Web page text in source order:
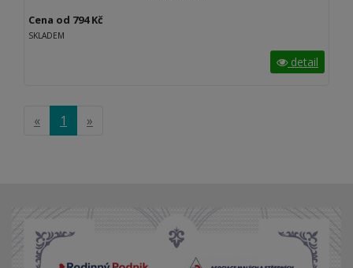
Cena od 794 Kč
SKLADEM
detail
« 1 »